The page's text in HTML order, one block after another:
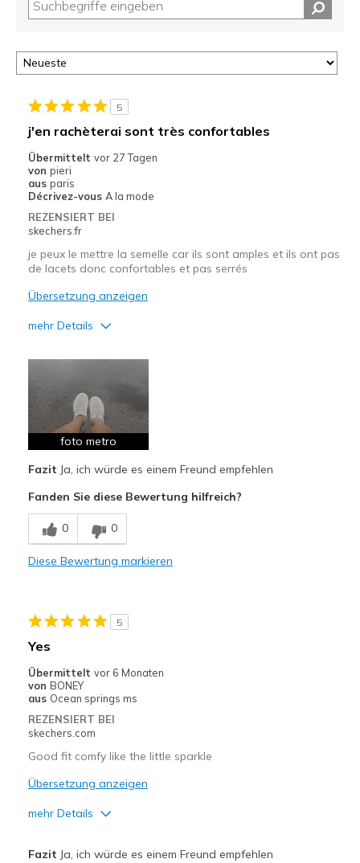
5
j'en rachèterai sont très confortables
Übermittelt vor 27 Tagen
von pieri
aus paris
Décrivez-vous A la mode
REZENSIERT BEI
skechers.fr
je peux le mettre la semelle car ils sont amples et ils ont pas
de lacets donc confortables et pas serrés
Übersetzung anzeigen
mehr Details
Nachteile
Se tâche facilement
Geeignete Verwendung
Pour faire du sport
Taille
Opinion sur
Je suis vraiment dans les
foto metro
Fazit Ja, ich würde es einem Freund empfehlen
Fanden Sie diese Bewertung hilfreich?
0 0
Diese Bewertung markieren
5
Yes
Übermittelt vor 6 Monaten
von BONEY
aus Ocean springs ms
REZENSIERT BEI
skechers.com
Good fit comfy like the little sparkle
Übersetzung anzeigen
mehr Details
Fazit Ja, ich würde es einem Freund empfehlen